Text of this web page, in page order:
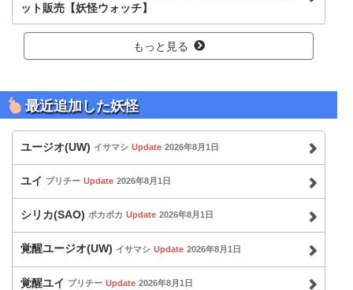
ット販売【妖怪ウォッチ】
もっと見る
最近追加した妖怪
ユージオ(UW) イサマシ Update 2026年8月1日
ユイ プリチー Update 2026年8月1日
シリカ(SAO) ポカポカ Update 2026年8月1日
覚醒ユージオ(UW) イサマシ Update 2026年8月1日
覚醒ユイ プリチー Update 2026年8月1日